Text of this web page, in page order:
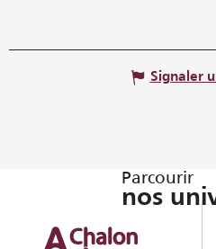
Signaler
Parcourir
nos